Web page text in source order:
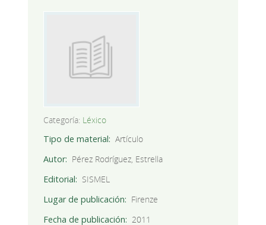
Categoría: Léxico
Tipo de material
Artículo
Autor
Pérez Rodríguez, Estrella
Editorial
SISMEL
Lugar de publicación
Firenze
Fecha de publicación
2011